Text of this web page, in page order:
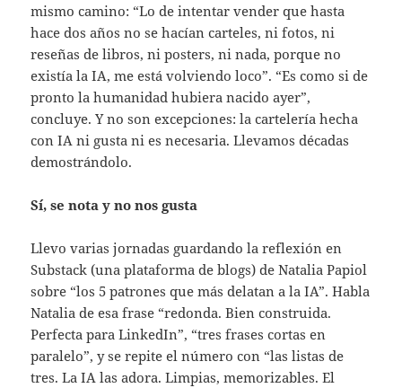
mismo camino: “Lo de intentar vender que hasta
hace dos años no se hacían carteles, ni fotos, ni
reseñas de libros, ni posters, ni nada, porque no
existía la IA, me está volviendo loco”. “Es como si de
pronto la humanidad hubiera nacido ayer”,
concluye. Y no son excepciones: la cartelería hecha
con IA ni gusta ni es necesaria. Llevamos décadas
demostrándolo.
Sí, se nota y no nos gusta
Llevo varias jornadas guardando la reflexión en
Substack (una plataforma de blogs) de Natalia Papiol
sobre “los 5 patrones que más delatan a la IA”. Habla
Natalia de esa frase “redonda. Bien construida.
Perfecta para LinkedIn”, “tres frases cortas en
paralelo”, y se repite el número con “las listas de
tres. La IA las adora. Limpias, memorizables. El